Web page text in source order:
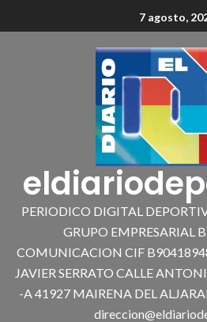
7 agosto,
PERIODICO DIGITAL
GRUPO EMPRESARIAL
COMUNICACION CIF
JAVIER SERRATO CALLE
-A 41927 MAIRENA DEL